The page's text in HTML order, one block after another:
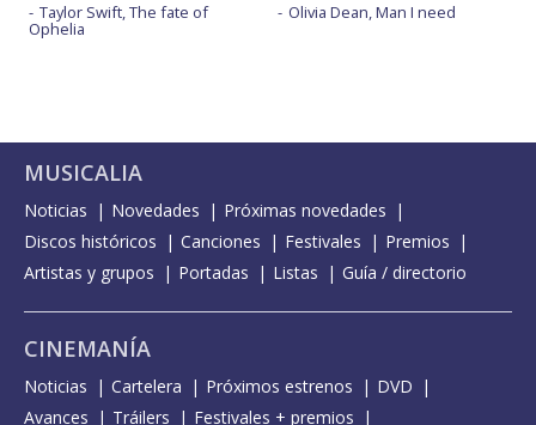
Taylor Swift, The fate of
Ophelia
Olivia Dean, Man I need
MUSICALIA
Noticias Novedades
Próximas novedades
Discos históricos
Canciones Festivales
Premios
Artistas y grupos
Portadas Listas Guía / directorio
CINEMANÍA
Noticias Cartelera Próximos estrenos
DVD
Avances
Tráilers Festivales + premios